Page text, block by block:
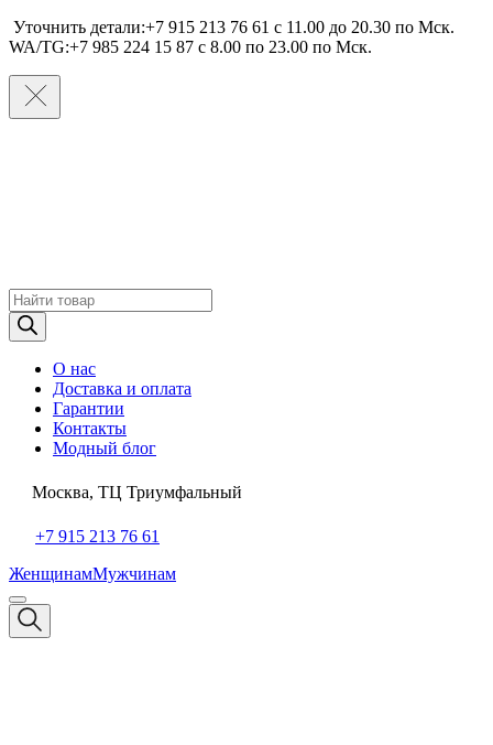
Уточнить детали:+7 915 213 76 61 c 11.00 до 20.30 по Мcк.
WA/TG:+7 985 224 15 87 c 8.00 по 23.00 по Мcк.
Поиск
товаров
О нас
Доставка и оплата
Гарантии
Контакты
Модный блог
Москва, ТЦ Триумфальный
+7 915 213 76 61
ЖенщинамМужчинам